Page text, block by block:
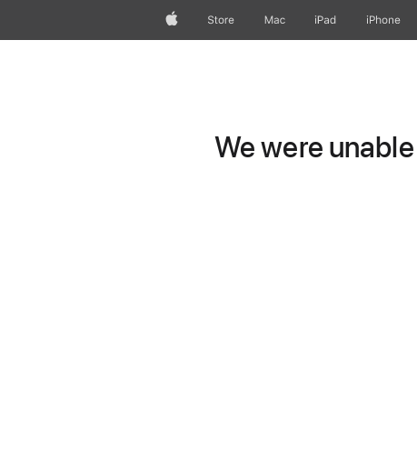
AppleStore Mac iPad iPhone
We were